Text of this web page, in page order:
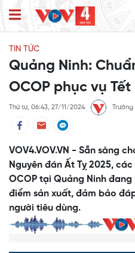
TIN TỨC
Quảng Ninh:
OCOP phục vụ
Thứ tư, 06:43, 27/11/2024
VOV4.VOV.VN - Sẵn sàng
Nguyên đán Ất Tỵ 2025,
OCOP tại Quảng Ninh
điểm sản xuất, đảm bảo
người tiêu dùng.